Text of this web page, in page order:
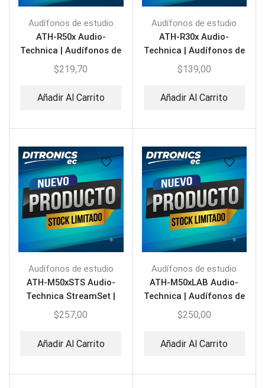
Audífonos de estudio
ATH-R50x Audio-
Technica | Audífonos de
Referencia para Estudio
$219,70
Añadir Al Carrito
Audífonos de estudio
ATH-R30x Audio-
Technica | Audífonos de
Referencia para Estudio
$139,00
Añadir Al Carrito
Audífonos de estudio
ATH-M50xSTS Audio-
Technica StreamSet |
Auriculares de
$257,00
Añadir Al Carrito
Audífonos de estudio
ATH-M50xLAB Audio-
Technica | Audífonos de
Estudio Edición Limitada
$250,00
Añadir Al Carrito